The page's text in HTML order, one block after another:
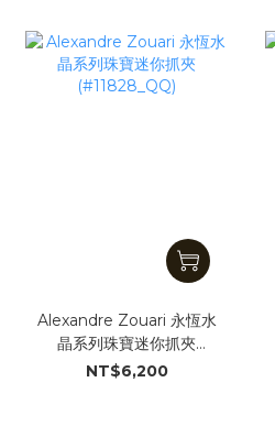
Alexandre Zouari 永恆水
晶系列珠寶迷你抓夾
(#11828_QQ)
NT$6,200